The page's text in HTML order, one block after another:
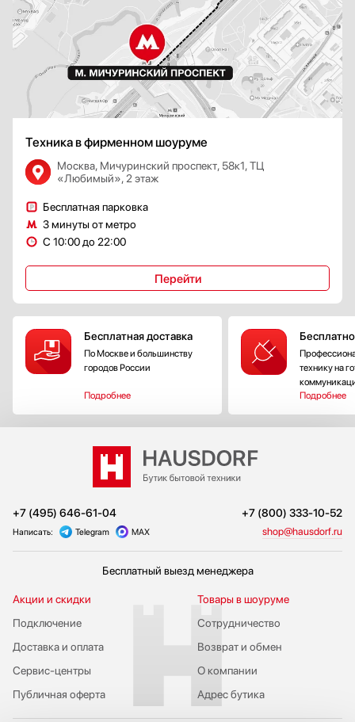
Техника в фирменном шоуруме
Москва, Мичуринский проспект, 58к1, ТЦ
«Любимый», 2 этаж
Бесплатная парковка
3 минуты от метро
С 10:00 до 22:00
Перейти
Бесплатная доставка
По Москве и большинству
городов России
Подробнее
технику на
Подробнее
+7 (495) 646-61-04 +7 (800) 333-10-52
Написать: Telegram MAX shop@hausdorf.ru
Бесплатный выезд менеджера
Акции и скидки
Подключение
Публичная оферта
Сервис-центры
Доставка и оплата
Сотрудничество
Возврат и обмен
Товары в шоуруме
О компании
Адрес бутика